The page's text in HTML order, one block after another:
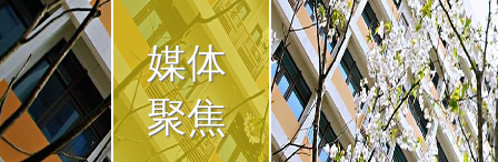
媒体
聚焦